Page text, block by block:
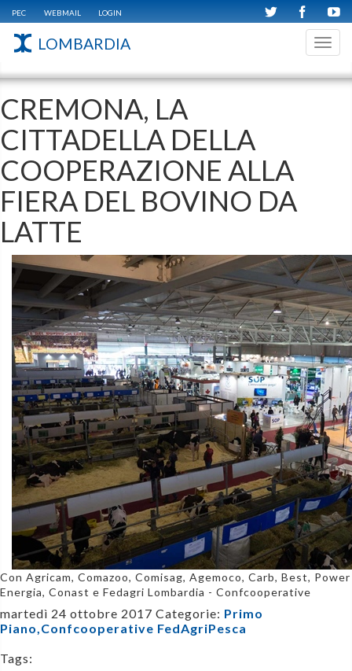
PEC WEBMAIL LOGIN
LOMBARDIA
CREMONA, LA
CITTADELLA DELLA
COOPERAZIONE ALLA
FIERA DEL BOVINO DA
LATTE
Con Agricam, Comazoo, Comisag, Agemoco, Carb, Best, Power
Energia, Conast e Fedagri Lombardia - Confcooperative
martedì 24 ottobre 2017 Categorie: Primo
Piano,Confcooperative FedAgriPesca
Tags: